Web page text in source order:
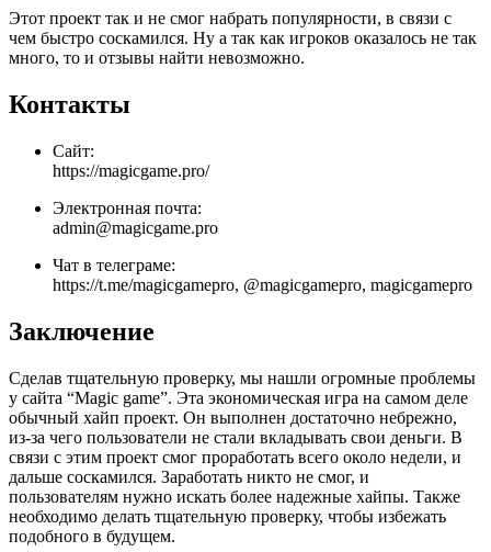
Этот проект так и не смог набрать популярности, в связи с
чем быстро соскамился. Ну а так как игроков оказалось не так
много, то и отзывы найти невозможно.
Контакты
Сайт:
https://magicgame.pro/
Электронная почта:
admin@magicgame.pro
Чат в телеграме:
https://t.me/magicgamepro, @magicgamepro, magicgamepro
Заключение
Сделав тщательную проверку, мы нашли огромные проблемы
у сайта “Magic game”. Эта экономическая игра на самом деле
обычный хайп проект. Он выполнен достаточно небрежно,
из-за чего пользователи не стали вкладывать свои деньги. В
связи с этим проект смог проработать всего около недели, и
дальше соскамился. Заработать никто не смог, и
пользователям нужно искать более надежные хайпы. Также
необходимо делать тщательную проверку, чтобы избежать
подобного в будущем.